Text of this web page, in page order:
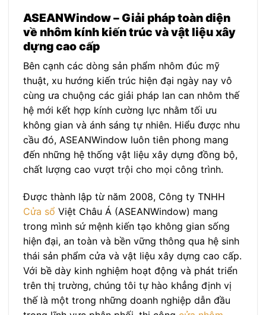
ASEANWindow – Giải pháp toàn diện
về nhôm kính kiến trúc và vật liệu xây
dựng cao cấp
Bên cạnh các dòng sản phẩm nhôm đúc mỹ
thuật, xu hướng kiến trúc hiện đại ngày nay vô
cùng ưa chuộng các giải pháp lan can nhôm thế
hệ mới kết hợp kính cường lực nhằm tối ưu
không gian và ánh sáng tự nhiên. Hiểu được nhu
cầu đó, ASEANWindow luôn tiên phong mang
đến những hệ thống vật liệu xây dựng đồng bộ,
chất lượng cao vượt trội cho mọi công trình.
Được thành lập từ năm 2008, Công ty TNHH
Cửa sổ Việt Châu Á (ASEANWindow) mang
trong mình sứ mệnh kiến tạo không gian sống
hiện đại, an toàn và bền vững thông qua hệ sinh
thái sản phẩm cửa và vật liệu xây dựng cao cấp.
Với bề dày kinh nghiệm hoạt động và phát triển
trên thị trường, chúng tôi tự hào khẳng định vị
thế là một trong những doanh nghiệp dẫn đầu